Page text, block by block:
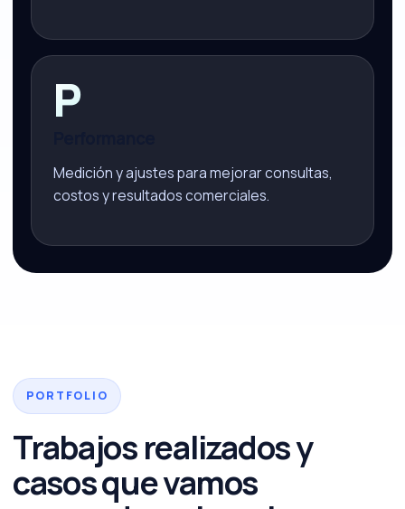
P
Medición y ajustes para mejorar consultas,
costos y resultados comerciales.
PORTFOLIO
Trabajos realizados y
casos que vamos